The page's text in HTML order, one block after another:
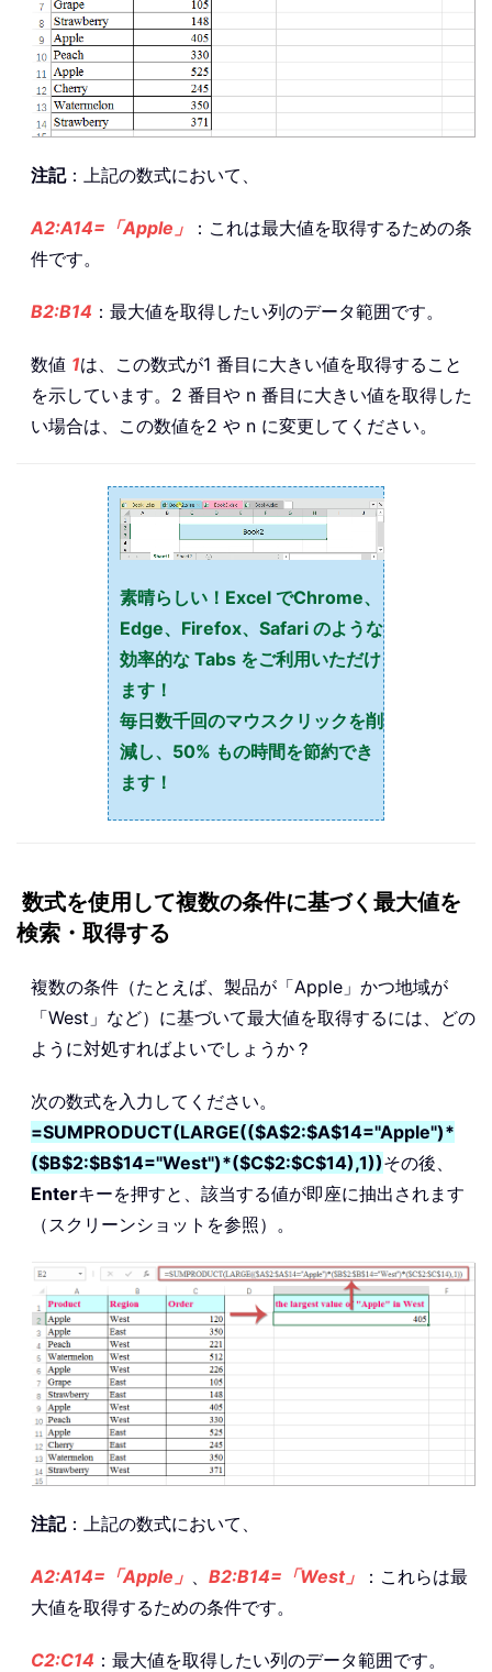
注記：上記の数式において、
A2:A14=「Apple」
：これは最大値を取得するための条
件です。
B2:B14 ：最大値を取得したい列のデータ範囲です。
数値 1は、この数式が1 番目に大きい値を取得すること
を示しています。2 番目や n 番目に大きい値を取得した
い場合は、この数値を2 や n に変更してください。
素晴らしい！Excel でChrome、
Edge、Firefox、Safari のような
効率的な Tabs をご利用いただけ
ます！
毎日数千回のマウスクリックを削
減し、50% もの時間を節約でき
ます！
数式を使用して複数の条件に基づく最大値を
検索・取得する
複数の条件（たとえば、製品が「Apple」かつ地域が
「West」など）に基づいて最大値を取得するには、どの
ように対処すればよいでしょうか？
次の数式を入力してください。
=SUMPRODUCT(LARGE(($A$2:$A$14="Apple")*
($B$2:$B$14="West")*($C$2:$C$14),1))その後、
Enterキーを押すと、該当する値が即座に抽出されます
（スクリーンショットを参照）。
注記：上記の数式において、
A2:A14=「Apple」 、 B2:B14=「West」
：これらは最
大値を取得するための条件です。
C2:C14 ：最大値を取得したい列のデータ範囲です。